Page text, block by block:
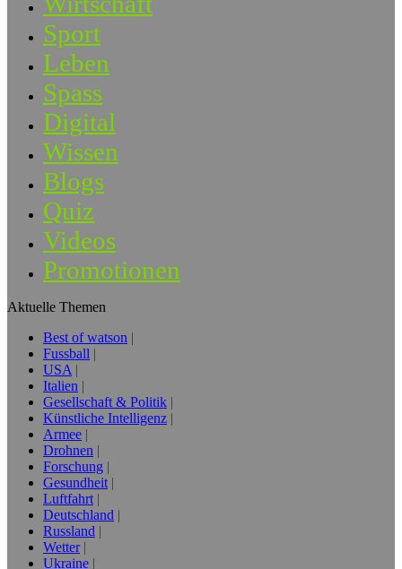
Sport
Leben
Spass
Digital
Wissen
Blogs
Quiz
Videos
Promotionen
Aktuelle Themen
Best of watson
Fussball
USA
Italien
Gesellschaft & Politik
Künstliche Intelligenz
Armee
Drohnen
Forschung
Gesundheit
Luftfahrt
Deutschland
Russland
Wetter
Ukraine